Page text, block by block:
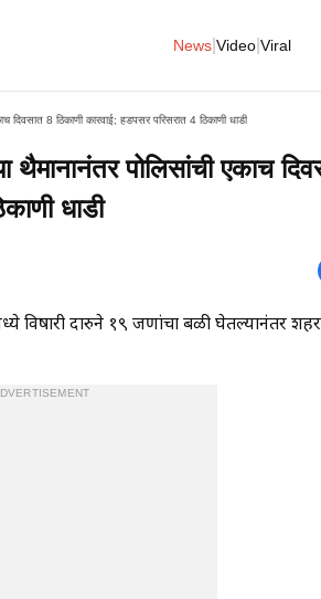
News Video Viral
दिवसात 8 ठिकाणी कारवाई; हडपसर परिसरात 4 ठिकाणी धाडी
पोलिसांची एकाच
धाडी
दारुने १९ जणांचा बळी घेतल्यानंतर